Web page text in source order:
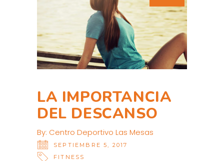
LA IMPORTANCIA
DEL DESCANSO
By: Centro Deportivo Las Mesas
SEPTIEMBRE 5, 2017
FITNESS